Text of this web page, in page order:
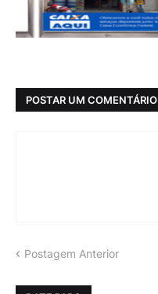
POSTAR UM COMENTÁRIO
Postagem Anterior